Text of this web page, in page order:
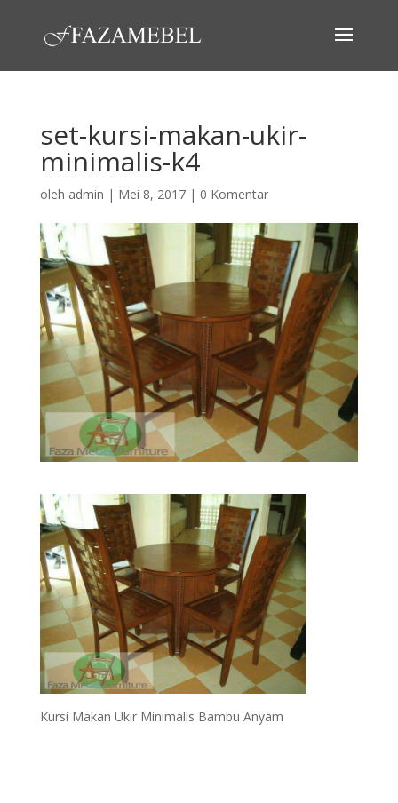
set-kursi-makan-ukir-
minimalis-k4
oleh admin | Mei 8, 2017| 0 Komentar
Kursi Makan Ukir Minimalis Bambu Anyam